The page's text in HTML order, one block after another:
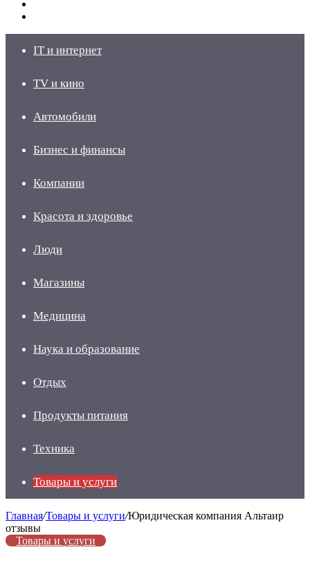
IT и интернет
TV и кино
Автомобили
Бизнес и финансы
Компании
Красота и здоровье
Люди
Магазины
Медицина
Наука и образование
Отдых
Продукты питания
Техника
Товары и услуги
Главная/Товары и услуги/Юридическая компания Альтаир
отзывы
Товары и услуги